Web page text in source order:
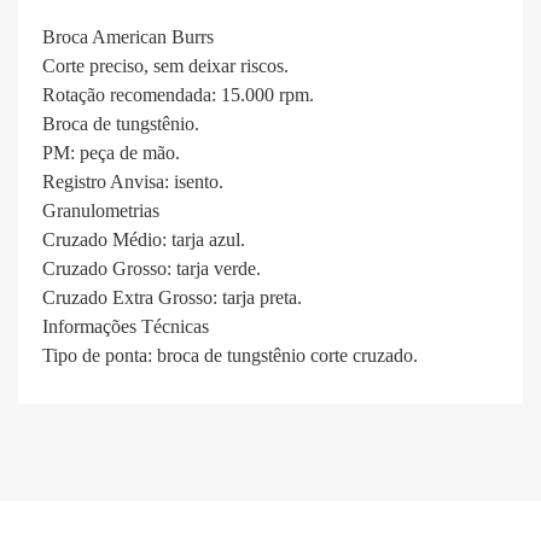
Broca American Burrs
Corte preciso, sem deixar riscos.
Rotação recomendada: 15.000 rpm.
Broca de tungstênio.
PM: peça de mão.
Registro Anvisa: isento.
Granulometrias
Cruzado Médio: tarja azul.
Cruzado Grosso: tarja verde.
Cruzado Extra Grosso: tarja preta.
Informações Técnicas
Tipo de ponta: broca de tungstênio corte cruzado.